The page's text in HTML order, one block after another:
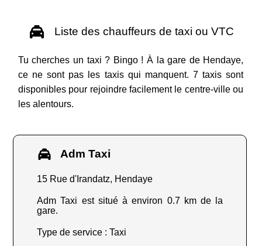
Liste des chauffeurs de taxi ou VTC
Tu cherches un taxi ? Bingo ! À la gare de Hendaye,
ce ne sont pas les taxis qui manquent. 7 taxis sont
disponibles pour rejoindre facilement le centre-ville ou
les alentours.
Adm Taxi
15 Rue d'Irandatz, Hendaye
Adm Taxi est situé à environ 0.7 km de la
gare.
Type de service : Taxi